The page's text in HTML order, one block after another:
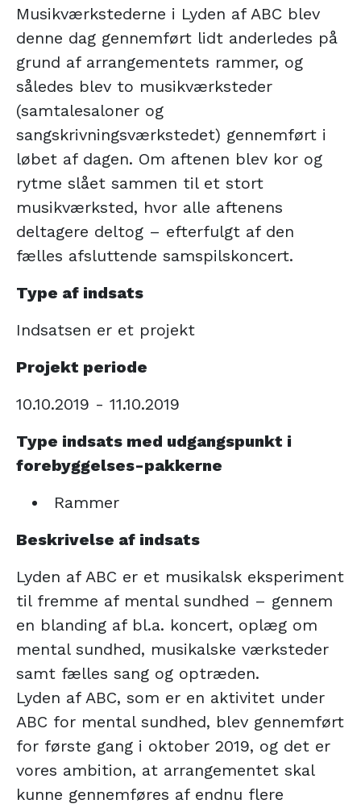
Musikværkstederne i Lyden af ABC blev
denne dag gennemført lidt anderledes på
grund af arrangementets rammer, og
således blev to musikværksteder
(samtalesaloner og
sangskrivningsværkstedet) gennemført i
løbet af dagen. Om aftenen blev kor og
rytme slået sammen til et stort
musikværksted, hvor alle aftenens
deltagere deltog – efterfulgt af den
fælles afsluttende samspilskoncert.
Type af indsats
Indsatsen er et projekt
Projekt periode
10.10.2019 - 11.10.2019
Type indsats med udgangspunkt i
forebyggelses-pakkerne
Rammer
Beskrivelse af indsats
Lyden af ABC er et musikalsk eksperiment
til fremme af mental sundhed – gennem
en blanding af bl.a. koncert, oplæg om
mental sundhed, musikalske værksteder
samt fælles sang og optræden.
Lyden af ABC, som er en aktivitet under
ABC for mental sundhed, blev gennemført
for første gang i oktober 2019, og det er
vores ambition, at arrangementet skal
kunne gennemføres af endnu flere